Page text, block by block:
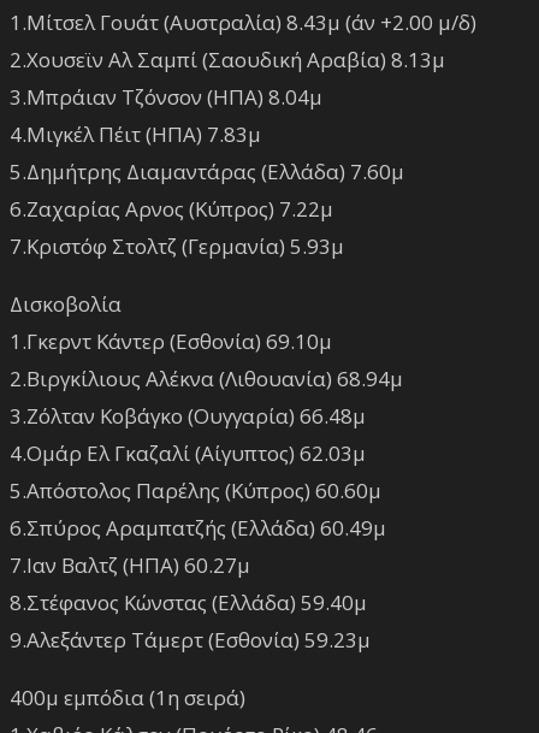
1.Μίτσελ Γουάτ (Αυστραλία) 8.43μ (άν +2.00 μ/δ)
2.Χουσεϊν Αλ Σαμπί (Σαουδική Αραβία) 8.13μ
3.Μπράιαν Τζόνσον (ΗΠΑ) 8.04μ
4.Μιγκέλ Πέιτ (ΗΠΑ) 7.83μ
5.Δημήτρης Διαμαντάρας (Ελλάδα) 7.60μ
6.Ζαχαρίας Αρνος (Κύπρος) 7.22μ
7.Κριστόφ Στολτζ (Γερμανία) 5.93μ
Δισκοβολία
1.Γκερντ Κάντερ (Εσθονία) 69.10μ
2.Βιργκίλιους Αλέκνα (Λιθουανία) 68.94μ
3.Ζόλταν Κοβάγκο (Ουγγαρία) 66.48μ
4.Ομάρ Ελ Γκαζαλί (Αίγυπτος) 62.03μ
5.Απόστολος Παρέλης (Κύπρος) 60.60μ
6.Σπύρος Αραμπατζής (Ελλάδα) 60.49μ
7.Ιαν Βαλτζ (ΗΠΑ) 60.27μ
8.Στέφανος Κώνστας (Ελλάδα) 59.40μ
9.Αλεξάντερ Τάμερτ (Εσθονία) 59.23μ
400μ εμπόδια (1η σειρά)